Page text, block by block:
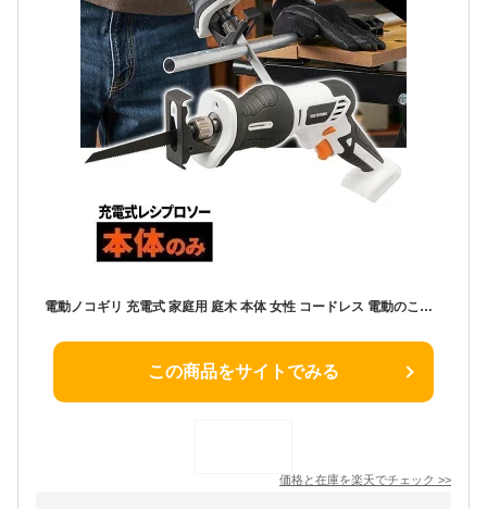
電動ノコギリ 充電式 家庭用 庭木 本体 女性 コードレス 電動のこぎり のこぎり 小型 レシプロソー 工具 DIY アイリスオーヤマ 10.8V JRS13-Z【iris_dl】【iris_dl06】
この商品をサイトでみる
価格と在庫を楽天でチェック >>